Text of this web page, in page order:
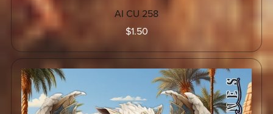
AI CU 258
$1.50